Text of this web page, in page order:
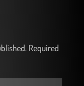
Required